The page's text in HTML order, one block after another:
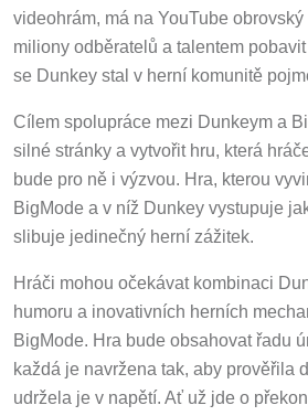
videohrám, má na YouTube
miliony odběratelů a talentem
se Dunkey stal v herní komunitě
Cílem spolupráce mezi Dunkeym a
silné stránky a vytvořit hru, která
bude pro ně i výzvou. Hra, kterou
BigMode a v níž Dunkey vystupuje
slibuje jedinečný herní zážitek.
Hráči mohou očekávat kombinaci
humoru a inovativních herních
BigMode. Hra bude obsahovat řadu
každá je navržena tak, aby prověřila
udržela je v napětí. Ať už jde o